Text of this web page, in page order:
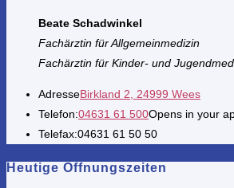
Beate Schadwinkel
Fachärztin für Allgemeinmedizin
Fachärztin für Kinder- und
AdresseBirkland 2, 24999 Wees
Telefon:04631 61 500Opens in your
Telefax:04631 61 50 50
Heutige Öffnungszeiten